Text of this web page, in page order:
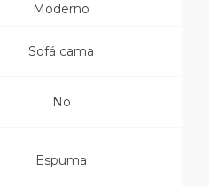
Moderno
Sofá cama
No
Espuma